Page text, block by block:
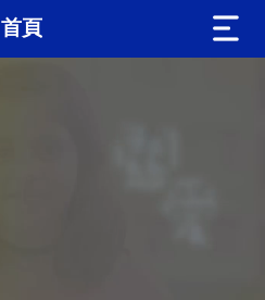
首頁